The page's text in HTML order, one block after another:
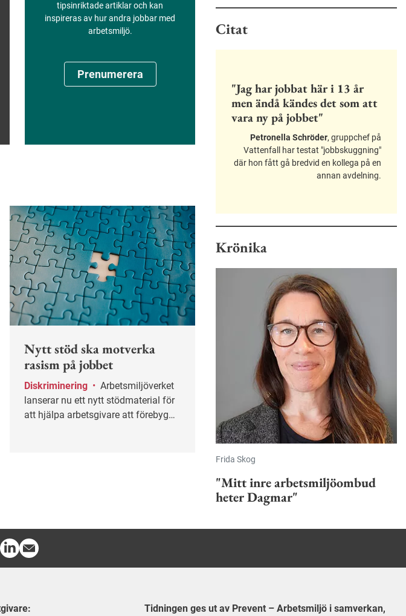
tipsinriktade artiklar och kan
inspireras av hur andra jobbar med
arbetsmiljö.
Prenumerera
Nytt stöd ska motverka
rasism på jobbet
Diskriminering • Arbetsmiljöverket
lanserar nu ett nytt stödmaterial för
att hjälpa arbetsgivare att förebygga
Citat
"Jag har jobbat här i 13 år
men ändå kändes det som att
vara ny på jobbet"
Petronella Schröder, gruppchef på
Vattenfall har testat "jobbskuggning"
där hon fått gå bredvid en kollega på en
annan avdelning.
Krönika
Frida Skog
"Mitt inre arbetsmiljöombud
heter Dagmar"
Tidningen ges ut av Prevent – Arbetsmiljö i samverkan,